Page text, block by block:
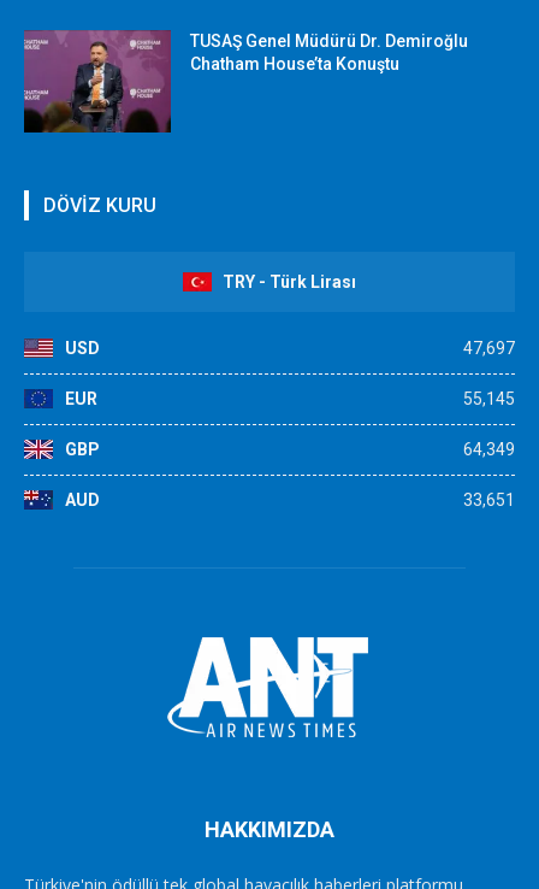
TUSAŞ Genel Müdürü Dr. Demiroğlu
Chatham House’ta Konuştu
DÖVİZ KURU
TRY - Türk Lirası
USD 47,697
EUR 55,145
GBP 64,349
AUD 33,651
HAKKIMIZDA